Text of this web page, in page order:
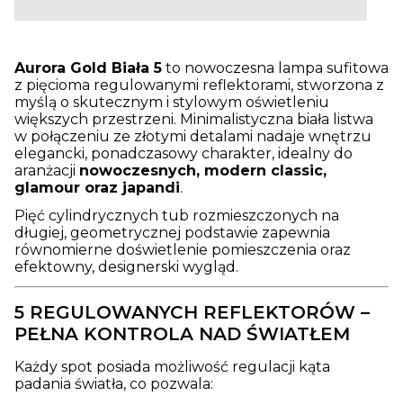
Aurora Gold Biała 5 to nowoczesna lampa sufitowa
z pięcioma regulowanymi reflektorami, stworzona z
myślą o skutecznym i stylowym oświetleniu
większych przestrzeni. Minimalistyczna biała listwa
w połączeniu ze złotymi detalami nadaje wnętrzu
elegancki, ponadczasowy charakter, idealny do
aranżacji nowoczesnych, modern classic,
glamour oraz japandi.
Pięć cylindrycznych tub rozmieszczonych na
długiej, geometrycznej podstawie zapewnia
równomierne doświetlenie pomieszczenia oraz
efektowny, designerski wygląd.
5 REGULOWANYCH REFLEKTORÓW –
PEŁNA KONTROLA NAD ŚWIATŁEM
Każdy spot posiada możliwość regulacji kąta
padania światła, co pozwala: